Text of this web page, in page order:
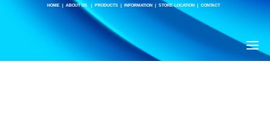
HOME |ABOUT US |PRODUCTS |INFORMATION |STORE LOCATION |CONTACT